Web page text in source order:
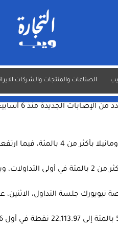
الصناعات والمنتجات والشركات
الاثنين، بانتعاش على
العالمية.
كذلك
من 2 بالمئة في هونغ كونغ وجاكرتا، و1,6 بالمئة في تايبيه.
بأكثر من 3 بالمئة.
التداول، الاثنين، على ارتفاع، على